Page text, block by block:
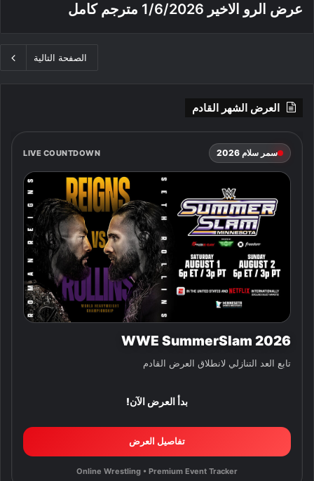
عرض الرو الاخير 1/6/2026 مترجم كامل
الصفحة التالية
العرض الشهر القادم
سمر سلام 2026 LIVE COUNTDOWN
WWE SummerSlam 2026
تابع العد التنازلي لانطلاق العرض القادم
بدأ العرض الآن!
تفاصيل العرض
Online Wrestling • Premium Event Tracker